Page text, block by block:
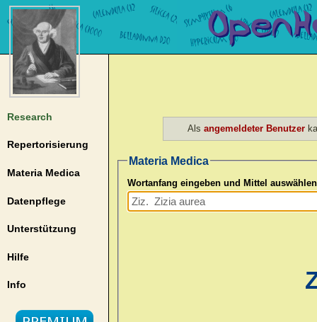
Research
Repertorisierung
Materia Medica
Datenpflege
Unterstützung
Hilfe
Info
Als angemeldeter Benutzer
Materia Medica
Wortanfang eingeben und Mittel auswählen